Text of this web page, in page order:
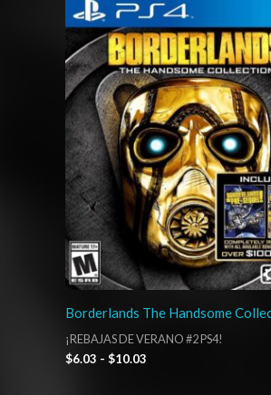
Borderlands The Handsome
¡REBAJAS DE VERANO #2 PS4!
$6.03 - $10.03
de
precios:
desde
$6.03
hasta
$10.03